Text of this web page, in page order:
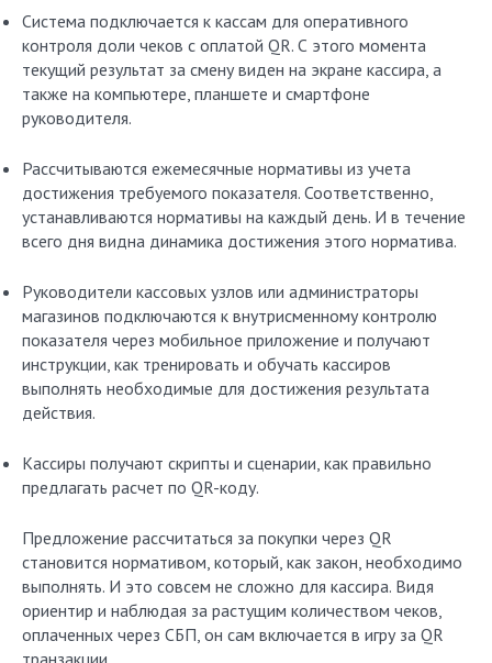
Система подключается к кассам для оперативного
контроля доли чеков с оплатой QR. С этого момента
текущий результат за смену виден на экране кассира, а
также на компьютере, планшете и смартфоне
руководителя.
Рассчитываются ежемесячные нормативы из учета
достижения требуемого показателя. Соответственно,
устанавливаются нормативы на каждый день. И в течение
всего дня видна динамика достижения этого норматива.
Руководители кассовых узлов или администраторы
магазинов подключаются к внутрисменному контролю
показателя через мобильное приложение и получают
инструкции, как тренировать и обучать кассиров
выполнять необходимые для достижения результата
действия.
Кассиры получают скрипты и сценарии, как правильно
предлагать расчет по QR-коду.
Предложение рассчитаться за покупки через QR
становится нормативом, который, как закон, необходимо
выполнять. И это совсем не сложно для кассира. Видя
ориентир и наблюдая за растущим количеством чеков,
оплаченных через СБП, он сам включается в игру за QR
транзакции.